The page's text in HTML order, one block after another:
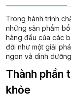
Trong hành trình
những sản phẩm
hàng đầu của các
đời như một giải
ngon và dinh
Thành phần
khỏe